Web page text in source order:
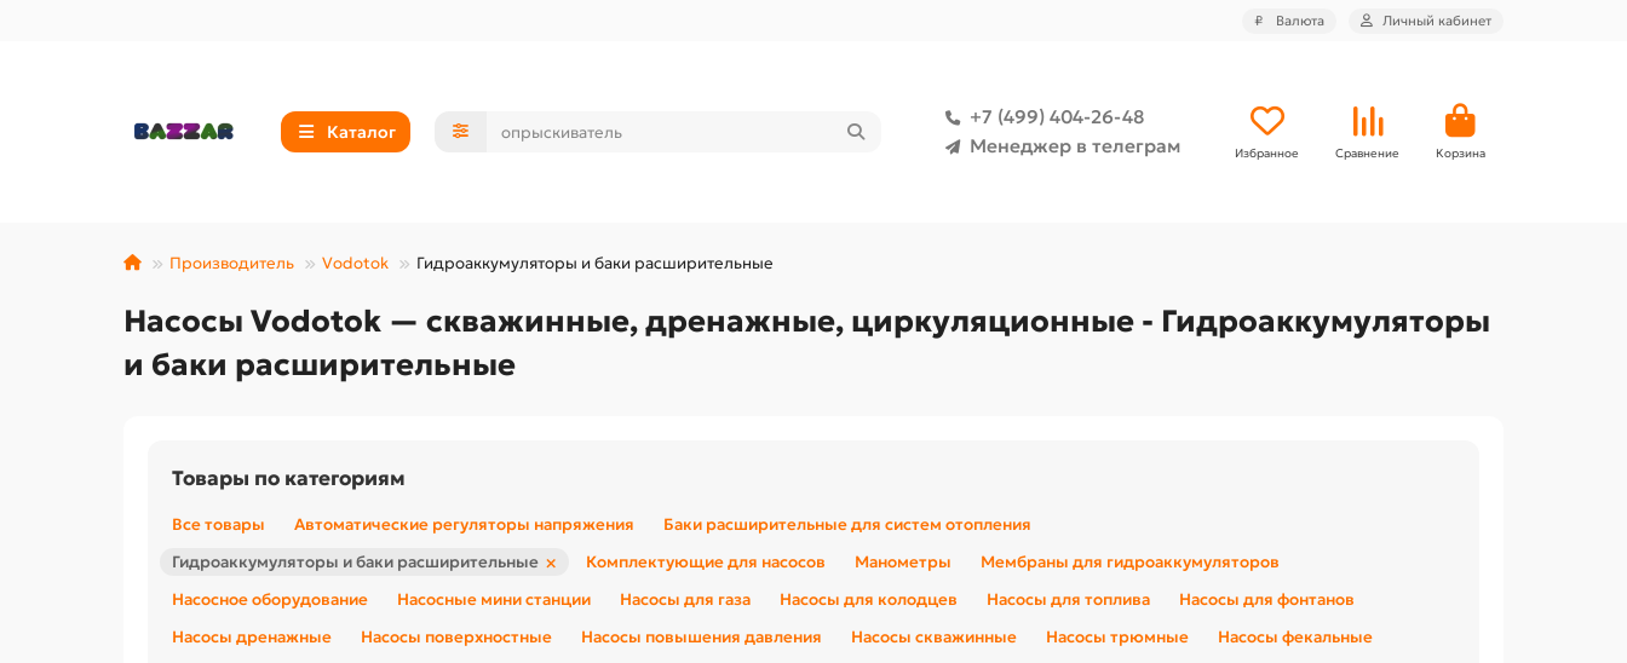
₽ Валюта Личный кабинет
Каталог
+7 (499) 404-26-48
Менеджер в телеграм
Избранное Сравнение Корзина
Производитель Vodotok Гидроаккумуляторы и баки расширительные
Насосы Vodotok — скважинные, дренажные, циркуляционные - Гидроаккумуляторы
и баки расширительные
Товары по категориям
Все товары Автоматические регуляторы напряжения
Баки расширительные для систем отопления
Гидроаккумуляторы и баки расширительные × Комплектующие для насосов Манометры
Мембраны для гидроаккумуляторов
Насосное оборудование
Насосные мини станции Насосы для газа Насосы для колодцев Насосы для топлива
Насосы для фонтанов
Насосы дренажные
Насосы поверхностные Насосы повышения давления Насосы скважинные Насосы трюмные
Насосы фекальные